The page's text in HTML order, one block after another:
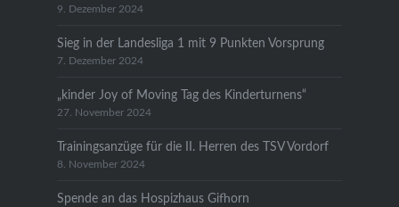
9. Dezember 2024
Sieg in der Landesliga 1 mit 9 Punkten Vorsprung
7. Dezember 2024
„kinder Joy of Moving Tag des Kinderturnens“
27. November 2024
Trainingsanzüge für die II. Herren des TSV Vordorf
8. November 2024
Spende an das Hospizhaus Gifhorn